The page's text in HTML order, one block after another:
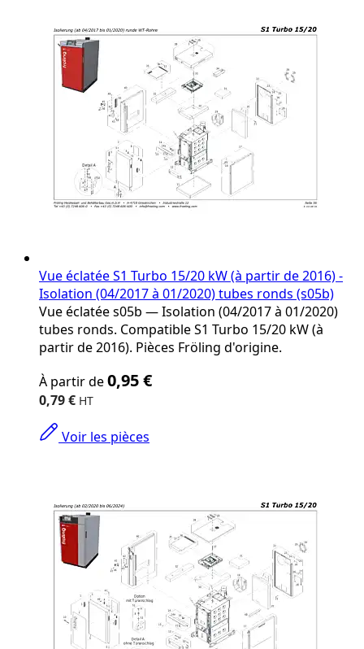
the
product
page
Vue éclatée S1 Turbo 15/20 kW (à partir de 2016) -
Isolation (04/2017 à 01/2020) tubes ronds (s05b)
Vue éclatée s05b — Isolation (04/2017 à 01/2020)
tubes ronds. Compatible S1 Turbo 15/20 kW (à
partir de 2016). Pièces Fröling d'origine.
price
depends
the
the
product
page
À partir de0,95 €
0,79 €
Voir les pièces